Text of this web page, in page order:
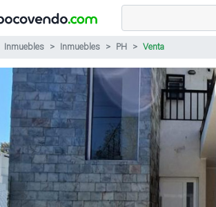
Inmuebles Inmuebles PH Venta